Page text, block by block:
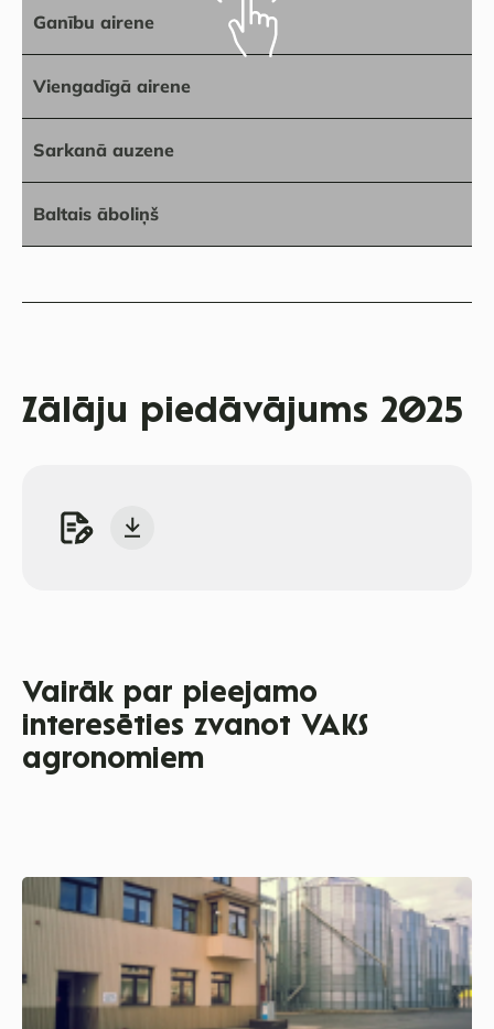
Ganību airene
Viengadīgā airene
Sarkanā auzene
Baltais āboliņš
Zālāju piedāvājums 2025
Vairāk par pieejamo
interesēties zvanot VAKS
agronomiem